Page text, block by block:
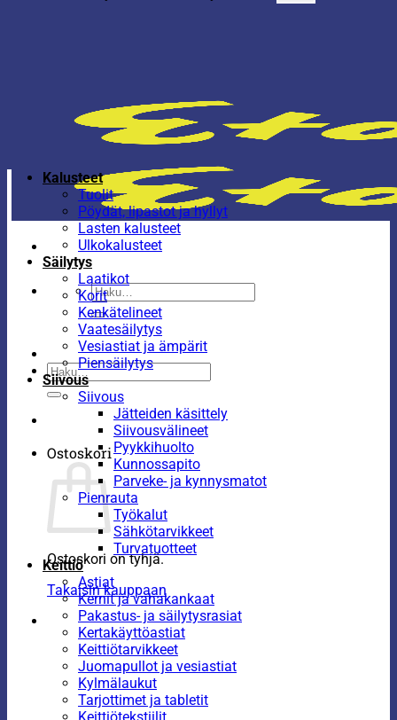
Etsi:
Etsi:
Ostoskori
Ostoskori on tyhjä.
Takaisin kauppaan
Kalusteet
Tuolit
Pöydät, lipastot ja hyllyt
Lasten kalusteet
Ulkokalusteet
Säilytys
Laatikot
Korit
Kenkätelineet
Vaatesäilytys
Vesiastiat ja ämpärit
Piensäilytys
Siivous
Siivous
Jätteiden käsittely
Siivousvälineet
Pyykkihuolto
Kunnossapito
Parveke- ja kynnysmatot
Pienrauta
Työkalut
Sähkötarvikkeet
Turvatuotteet
Keittiö
Astiat
Kernit ja vahakankaat
Pakastus- ja säilytysrasiat
Kertakäyttöastiat
Keittiötarvikkeet
Juomapullot ja vesiastiat
Kylmälaukut
Tarjottimet ja tabletit